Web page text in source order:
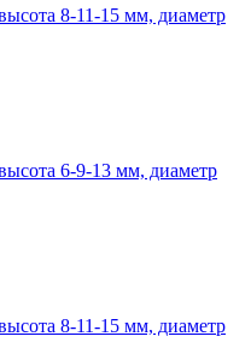
8-11-15 мм, диаметр
6-9-13 мм, диаметр
8-11-15 мм, диаметр